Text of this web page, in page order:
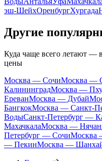
эш-ШейхОренбургХургада
Другие
Куда чаще всего летают —
цены
Москва — СочиМосква —
КалининградМосква —
ЕреванМосква — Дубай
БангкокМосква — Санкт-
ВодыСанкт-Петербург —
МахачкалаМосква —
Петербург — СочиМосква
— ПекинМосква —